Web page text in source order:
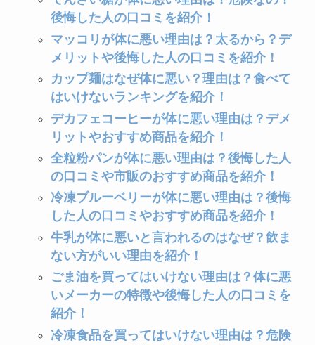
後悔した人の口コミを紹介！
マッコリが体に悪い理由は？太るから？デ
メリットや後悔した人の口コミを紹介！
カップ麺はなぜ体に悪い？理由は？食べて
はいけないランキングを紹介！
デカフェコーヒーが体に悪い理由は？デメ
リットやおすすめ商品を紹介！
全粒粉パンが体に悪い理由は？後悔した人
の口コミや市販のおすすめ商品を紹介！
冷凍ブルーベリーが体に悪い理由は？後悔
した人の口コミやおすすめ商品を紹介！
牛乳が体に悪いと言われるのはなぜ？飲ま
ない方がいい理由を紹介！
ごま油を買ってはいけない理由は？体に悪
いメーカーの特徴や後悔した人の口コミを
紹介！
冷凍食品を買ってはいけない理由は？危険